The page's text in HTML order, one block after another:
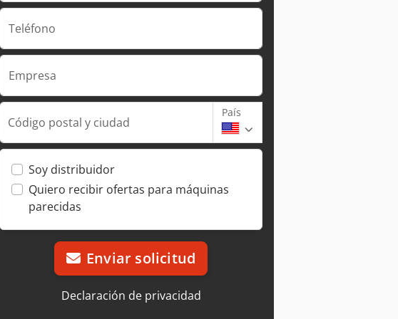
Teléfono
Empresa
Código postal y ciudad
País
Soy distribuidor
Quiero recibir ofertas para máquinas
parecidas
Enviar solicitud
Declaración de privacidad